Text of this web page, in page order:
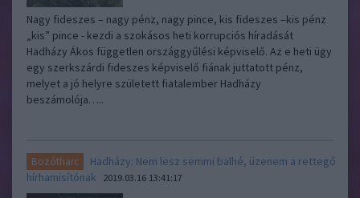
Nagy fideszes – nagy pénz, nagy pince, kis fideszes –kis pénz
„kis” pince - kezdi a szokásos heti korrupciós híradását
Hadházy Ákos független országgyűlési képviselő. Az e heti ügy
egy szerkszárdi fideszes képviselő fiának juttatott pénz,
melyet a jó helyre született fiatalember Hadházy
beszámolója…..
Bozótharc
Hadházy: Nem lesz semmi balhé, üzenem a rettegő
hírhamisítónak
2019.03.16 13:41:17